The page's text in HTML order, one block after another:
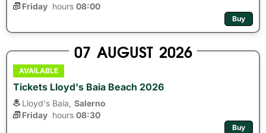
Friday hours 08:00
Buy
07 AUGUST 2026
AVAILABLE
Tickets Lloyd's Baia Beach 2026
Lloyd's Baia, Salerno
Friday hours 08:30
Buy